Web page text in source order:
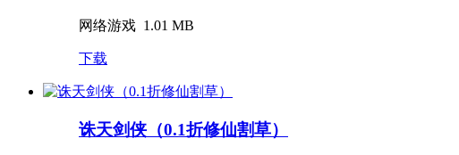
网络游戏 1.01 MB
下载
诛天剑侠（0.1折修仙割草）